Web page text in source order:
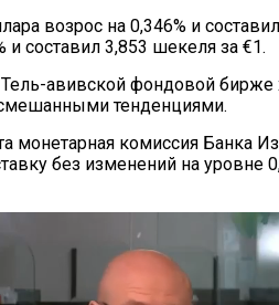
возрос на 0,346% и
и составил 3,853 шекеля за €1.
Тель-авивской фондовой бирже
тенденциями.
монетарная комиссия Банка
без изменений на уровне